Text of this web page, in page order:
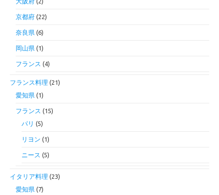
京都府 (22)
奈良県 (6)
岡山県 (1)
フランス (4)
フランス料理 (21)
愛知県 (1)
フランス (15)
パリ (5)
リヨン (1)
ニース (5)
イタリア料理 (23)
愛知県 (7)